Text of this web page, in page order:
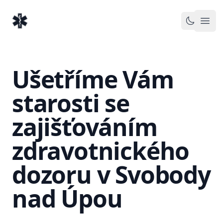
EventMedic.cz
Toggle
Ušetříme Vám
starosti se
zajišťováním
zdravotnického
dozoru v Svobody
nad Úpou